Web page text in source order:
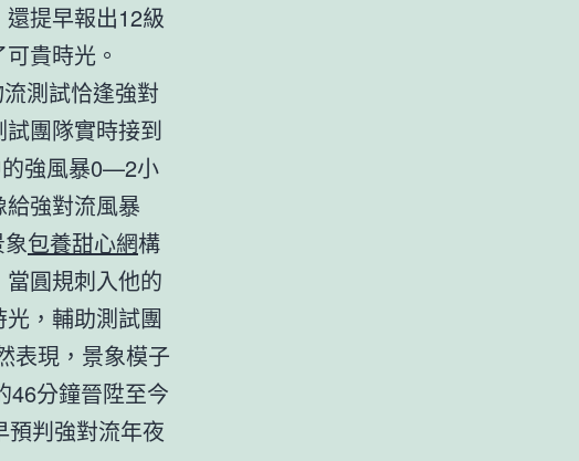
提早報出12級
貴時光。
測試恰逢強對
團隊實時接到
的強風暴0—2小
強對流風暴
包養甜心網構
圓規刺入他的
，輔助測試團
表現，景象模子
46分鐘晉陞至今
預判強對流年夜